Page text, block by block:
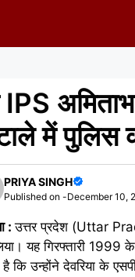
IPS
में पुलिस
PRIYA SINGH
Published on -December 10,
:उत्तर प्रदेश (Uttar
यह गिरफ्तारी
कि उन्होंने देवरिया के